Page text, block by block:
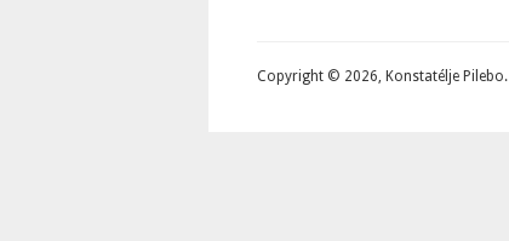
Copyright © 2026, Konstatélje Pilebo.